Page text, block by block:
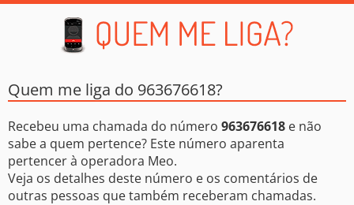
Quem me liga do 963676618?
Recebeu uma chamada do número 963676618 e não
sabe a quem pertence? Este número aparenta
pertencer à operadora Meo.
Veja os detalhes deste número e os comentários de
outras pessoas que também receberam chamadas.